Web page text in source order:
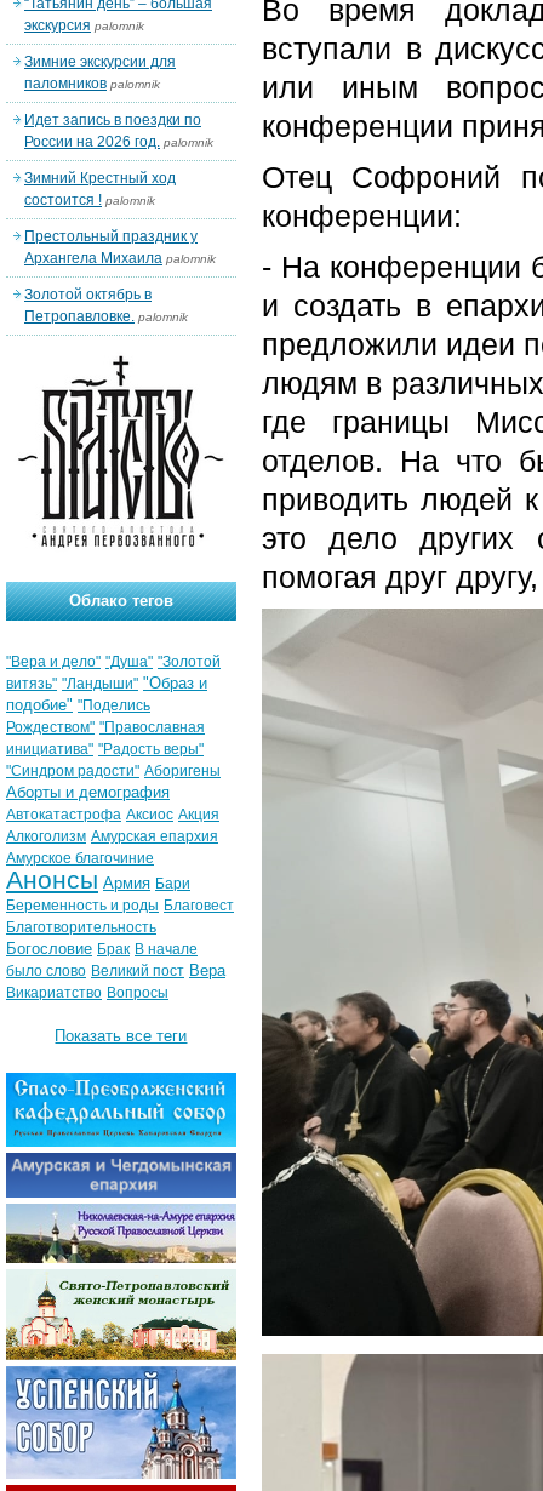
Во время
вступали в
или иным
конференции
Отец Софроний
конференции:
- На конференции
и создать в
предложили идеи
людям в
где границы
отделов. На что
приводить людей
это дело других
помогая друг
“Татьянин день” – большая
экскурсия palomnik
Зимние экскурсии для
паломников palomnik
Идет запись в поездки по
России на 2026 год. palomnik
Зимний Крестный ход
состоится ! palomnik
Престольный праздник у
Архангела Михаила palomnik
Золотой октябрь в
Петропавловке. palomnik
Облако тегов
"Вера и дело" "Душа" "Золотой
витязь" "Ландыши" "Образ и
подобие" "Поделись
Рождеством" "Православная
инициатива" "Радость веры"
"Синдром радости" Аборигены
Аборты и демография
Автокатастрофа Аксиос Акция
Алкоголизм Амурская епархия
Амурское благочиние
Анонсы Армия Бари
Беременность и роды Благовест
Благотворительность
Богословие Брак В начале
было слово Великий пост Вера
Викариатство Вопросы
Показать все теги